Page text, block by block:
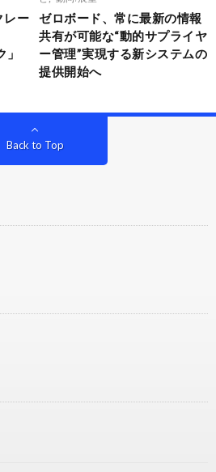
レー
ゼロボード、常に最新の情報
共有が可能な“動的サプライヤ
ー管理”実現する新システムの
提供開始へ
Back to Top